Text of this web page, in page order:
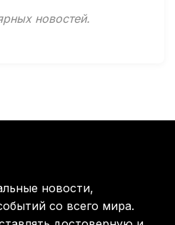
новостей.
новости,
со всего мира.